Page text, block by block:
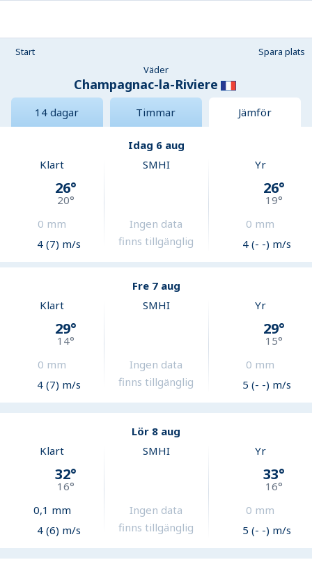
Start
Spara plats
Väder
Champagnac-la-Riviere
14 dagar Timmar Jämför
Idag 6 aug
Klart
26°
20°
0 mm
4 (7) m/s
SMHI
Ingen data
finns tillgänglig
Yr
26°
19°
0 mm
4 (- -) m/s
Fre 7 aug
Klart
29°
14°
0 mm
4 (7) m/s
SMHI
Ingen data
finns tillgänglig
Yr
29°
15°
0 mm
5 (- -) m/s
Lör 8 aug
Klart
32°
16°
0,1 mm
4 (6) m/s
SMHI
Ingen data
finns tillgänglig
Yr
33°
16°
0 mm
5 (- -) m/s